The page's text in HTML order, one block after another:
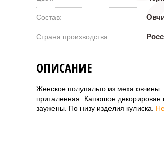
Состав:
Страна производства:
ОПИСАНИЕ
Женское полупальто из меха
приталенная. Капюшон
заужены. По низу изделия кулиска.